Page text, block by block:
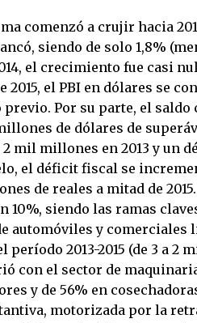
comenzó a crujir hacia
siendo de solo 1,8%
el crecimiento fue casi
2015, el PBI en dólares se
previo. Por su parte, el
de dólares de
mil millones en 2013 y un
el déficit fiscal se
de reales a mitad de
10%, siendo las ramas
automóviles y comerciales
período 2013-2015 (de 3 a 2
con el sector de
y de 56% en
motorizada por la